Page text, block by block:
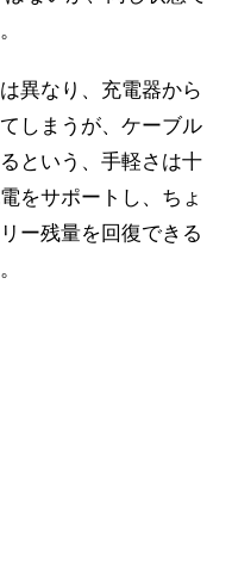
異なり、充電器から
しまうが、ケーブル
という、手軽さは十
をサポートし、ちょ
ー残量を回復できる